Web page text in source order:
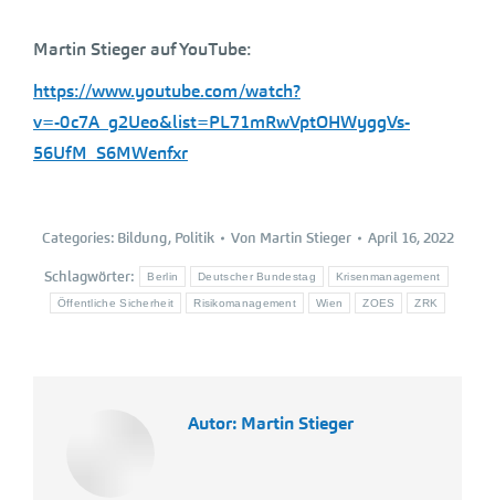
Martin Stieger auf YouTube:
https://www.youtube.com/watch?
v=-0c7A_g2Ueo&list=PL71mRwVptOHWyggVs-
56UfM_S6MWenfxr
Categories: Bildung, Politik Von Martin Stieger April 16, 2022
Schlagwörter: Berlin Deutscher Bundestag Krisenmanagement
Öffentliche Sicherheit Risikomanagement Wien ZOES ZRK
Autor: Martin Stieger